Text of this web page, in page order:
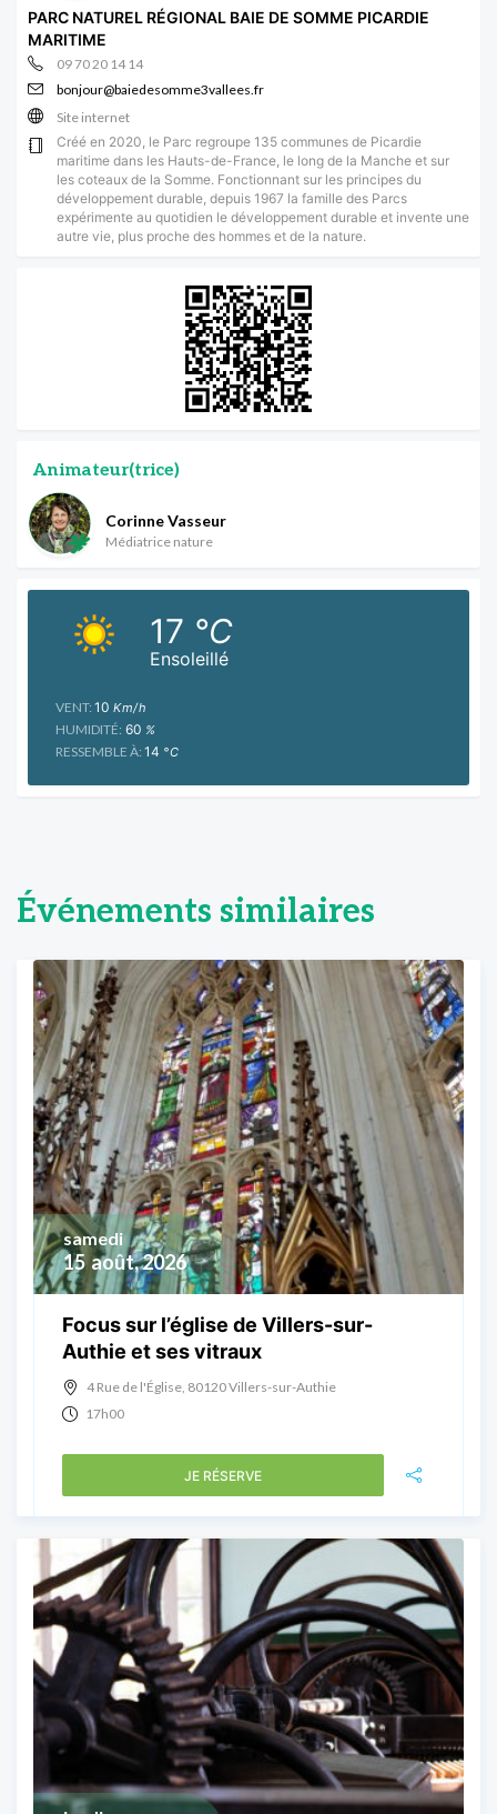
PARC NATUREL RÉGIONAL BAIE DE SOMME PICARDIE
MARITIME
09 70 20 14 14
bonjour@baiedesomme3vallees.fr
Site internet
Créé en 2020, le Parc regroupe 135 communes de Picardie
maritime dans les Hauts-de-France, le long de la Manche et sur
les coteaux de la Somme. Fonctionnant sur les principes du
développement durable, depuis 1967 la famille des Parcs
expérimente au quotidien le développement durable et invente une
autre vie, plus proche des hommes et de la nature.
Animateur(trice)
Corinne Vasseur
Médiatrice nature
Ensoleillé
17 °C
VENT: 10 Km/h
HUMIDITÉ: 60 %
RESSEMBLE À: 14 °C
Événements similaires
15 août, 2026
samedi
Focus sur l’église de Villers-sur-
Authie et ses vitraux
4 Rue de l'Église, 80120 Villers-sur-Authie
17h00
JE RÉSERVE